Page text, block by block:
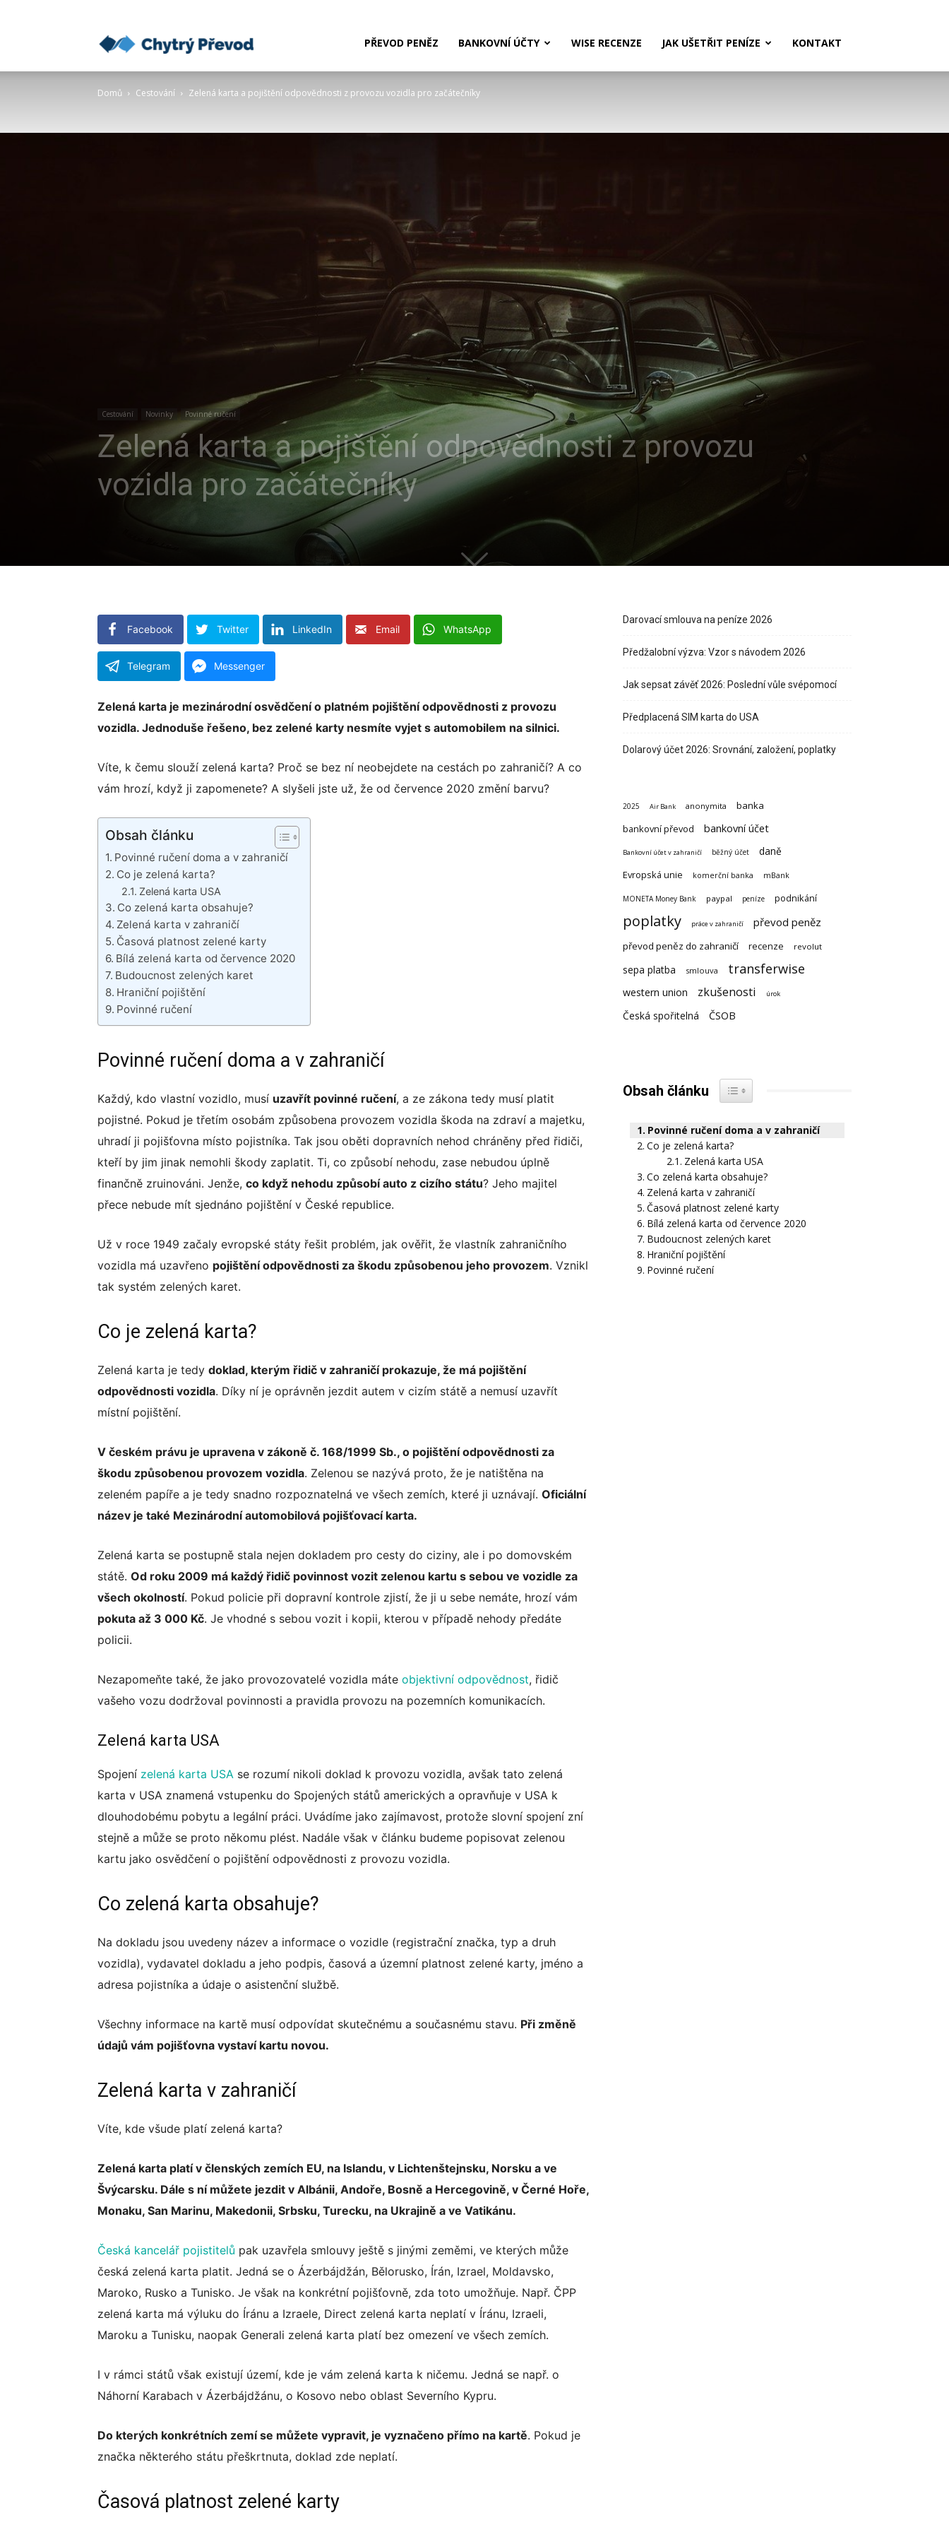
převod
PŘEVOD PENĚZ BANKOVNÍ ÚČTY WISE RECENZE JAK UŠETŘIT PENÍZE KONTAKT
Domů Cestování Zelená karta a pojištění odpovědnosti z provozu vozidla pro začátečníky
Cestování Novinky Povinné ručení
Zelená karta a pojištění odpovědnosti z provozu
vozidla pro začátečníky
Facebook Twitter LinkedIn Email WhatsApp
Telegram Messenger
WhatsApp
Messenger
Zelená karta je mezinárodní osvědčení o platném pojištění odpovědnosti z provozu
vozidla. Jednoduše řešeno, bez zelené karty nesmíte vyjet s automobilem na silnici.
Víte, k čemu slouží zelená karta? Proč se bez ní neobejdete na cestách po zahraničí? A co
vám hrozí, když ji zapomenete? A slyšeli jste už, že od července 2020 změní barvu?
Obsah článku
Povinné ručení doma a v zahraničí
Co je zelená karta?
Zelená karta USA
Co zelená karta obsahuje?
Zelená karta v zahraničí
Časová platnost zelené karty
Bílá zelená karta od července 2020
Budoucnost zelených karet
Hraniční pojištění
Povinné ručení
Povinné ručení doma a v zahraničí
Každý, kdo vlastní vozidlo, musí uzavřít povinné ručení, a ze zákona tedy musí platit
pojistné. Pokud je třetím osobám způsobena provozem vozidla škoda na zdraví a majetku,
uhradí ji pojišťovna místo pojistníka. Tak jsou oběti dopravních nehod chráněny před řidiči,
kteří by jim jinak nemohli škody zaplatit. Ti, co způsobí nehodu, zase nebudou úplně
finančně zruinováni. Jenže, co když nehodu způsobí auto z cizího státu? Jeho majitel
přece nebude mít sjednáno pojištění v České republice.
Už v roce 1949 začaly evropské státy řešit problém, jak ověřit, že vlastník zahraničního
vozidla má uzavřeno pojištění odpovědnosti za škodu způsobenou jeho provozem. Vznikl
tak systém zelených karet.
Co je zelená karta?
Zelená karta je tedy doklad, kterým řidič v zahraničí prokazuje, že má pojištění
odpovědnosti vozidla. Díky ní je oprávněn jezdit autem v cizím státě a nemusí uzavřít
místní pojištění.
V českém právu je upravena v zákoně č. 168/1999 Sb., o pojištění odpovědnosti za
škodu způsobenou provozem vozidla. Zelenou se nazývá proto, že je natištěna na
zeleném papíře a je tedy snadno rozpoznatelná ve všech zemích, které ji uznávají. Oficiální
název je také Mezinárodní automobilová pojišťovací karta.
Zelená karta se postupně stala nejen dokladem pro cesty do ciziny, ale i po domovském
státě. Od roku 2009 má každý řidič povinnost vozit zelenou kartu s sebou ve vozidle za
všech okolností. Pokud policie při dopravní kontrole zjistí, že ji u sebe nemáte, hrozí vám
pokuta až 3 000 Kč. Je vhodné s sebou vozit i kopii, kterou v případě nehody předáte
policii.
Nezapomeňte také, že jako provozovatelé vozidla máte objektivní odpovědnost, řidič
vašeho vozu dodržoval povinnosti a pravidla provozu na pozemních komunikacích.
Zelená karta USA
Spojení zelená karta USA se rozumí nikoli doklad k provozu vozidla, avšak tato zelená
karta v USA znamená vstupenku do Spojených států amerických a opravňuje v USA k
dlouhodobému pobytu a legální práci. Uvádíme jako zajímavost, protože slovní spojení zní
stejně a může se proto někomu plést. Nadále však v článku budeme popisovat zelenou
kartu jako osvědčení o pojištění odpovědnosti z provozu vozidla.
Co zelená karta obsahuje?
Na dokladu jsou uvedeny název a informace o vozidle (registrační značka, typ a druh
vozidla), vydavatel dokladu a jeho podpis, časová a územní platnost zelené karty, jméno a
adresa pojistníka a údaje o asistenční službě.
Všechny informace na kartě musí odpovídat skutečnému a současnému stavu. Při změně
údajů vám pojišťovna vystaví kartu novou.
Zelená karta v zahraničí
Víte, kde všude platí zelená karta?
Zelená karta platí v členských zemích EU, na Islandu, v Lichtenštejnsku, Norsku a ve
Švýcarsku. Dále s ní můžete jezdit v Albánii, Andoře, Bosně a Hercegovině, v Černé Hoře,
Monaku, San Marinu, Makedonii, Srbsku, Turecku, na Ukrajině a ve Vatikánu.
Česká kancelář pojistitelů pak uzavřela smlouvy ještě s jinými zeměmi, ve kterých může
česká zelená karta platit. Jedná se o Ázerbájdžán, Bělorusko, Írán, Izrael, Moldavsko,
Maroko, Rusko a Tunisko. Je však na konkrétní pojišťovně, zda toto umožňuje. Např. ČPP
zelená karta má výluku do Íránu a Izraele, Direct zelená karta neplatí v Íránu, Izraeli,
Maroku a Tunisku, naopak Generali zelená karta platí bez omezení ve všech zemích.
I v rámci států však existují území, kde je vám zelená karta k ničemu. Jedná se např. o
Náhorní Karabach v Ázerbájdžánu, o Kosovo nebo oblast Severního Kypru.
Do kterých konkrétních zemí se můžete vypravit, je vyznačeno přímo na kartě. Pokud je
značka některého státu přeškrtnuta, doklad zde neplatí.
Časová platnost zelené karty
Darovací smlouva na peníze 2026
Předžalobní výzva: Vzor s návodem 2026
Jak sepsat závěť 2026: Poslední vůle svépomocí
Předplacená SIM karta do USA
Dolarový účet 2026: Srovnání, založení, poplatky
2025 Air Bank anonymita
banka
bankovní převod
bankovní účet
Bankovní účet v zahraničí běžný účet daně
Evropská unie komerční banka mBank
MONETA Money Bank paypal peníze podnikání
poplatky práce v zahraničí převod peněz
převod peněz do zahraničí recenze revolut
sepa platba smlouva transferwise
western union zkušenosti úrok
Česká spořitelná ČSOB
Obsah článku
Povinné ručení doma a v zahraničí
Co je zelená karta?
Zelená karta USA
Co zelená karta obsahuje?
Zelená karta v zahraničí
Časová platnost zelené karty
Bílá zelená karta od července 2020
Budoucnost zelených karet
Hraniční pojištění
Povinné ručení